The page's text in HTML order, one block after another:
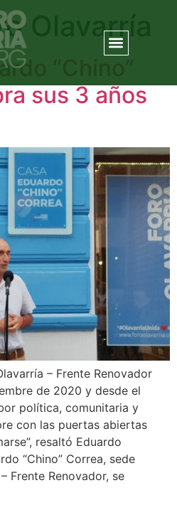
Olavarría
“Chino”
sus 3 años
– Frente Renovador
de 2020 y desde el
política, comunitaria y
con las puertas abiertas
resaltó Eduardo
“Chino” Correa, sede
Frente Renovador, se